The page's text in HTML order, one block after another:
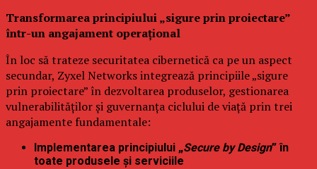
Transformarea principiului „sigure prin proiectare”
într-un angajament operațional
În loc să trateze securitatea cibernetică ca pe un aspect
secundar, Zyxel Networks integrează principiile „sigure
prin proiectare” în dezvoltarea produselor, gestionarea
vulnerabilităților și guvernanța ciclului de viață prin trei
angajamente fundamentale:
Implementarea principiului „Secure by Design” în
toate produsele și serviciile